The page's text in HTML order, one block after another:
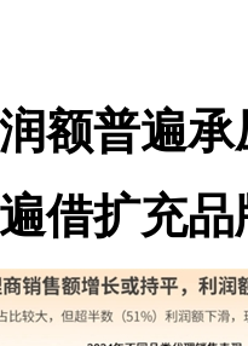
额普遍承
借扩充